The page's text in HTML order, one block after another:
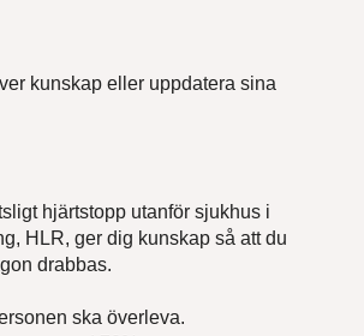
kunskap eller uppdatera sina
hjärtstopp utanför sjukhus i
HLR, ger dig kunskap så att du
drabbas.
ska överleva.
Hittar du inte utbildningen du söker?
Skriv till oss om vad du har för behov och